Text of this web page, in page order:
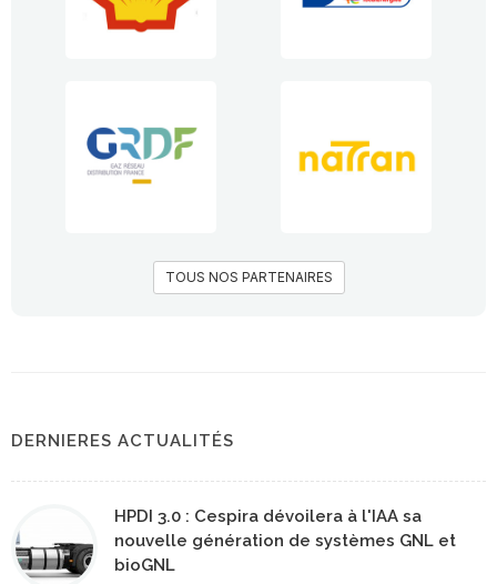
TOUS NOS PARTENAIRES
DERNIERES ACTUALITÉS
HPDI 3.0 : Cespira dévoilera à l'IAA sa
nouvelle génération de systèmes GNL et
bioGNL